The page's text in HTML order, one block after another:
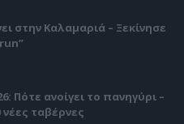
στην Καλαμαριά – Ξεκίνησε
Πότε ανοίγει το πανηγύρι –
νέες ταβέρνες